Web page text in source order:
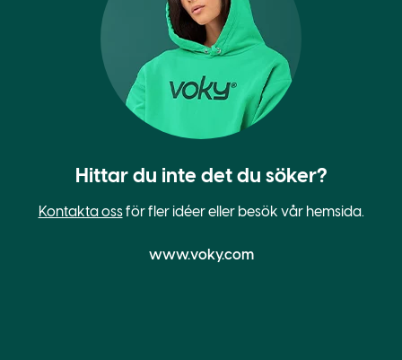
Hittar du inte det du söker?
Kontakta ossför fler idéer eller besök vår hemsida.
www.voky.com